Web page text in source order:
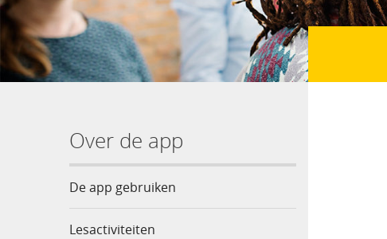
Over de app
De app gebruiken
Lesactiviteiten